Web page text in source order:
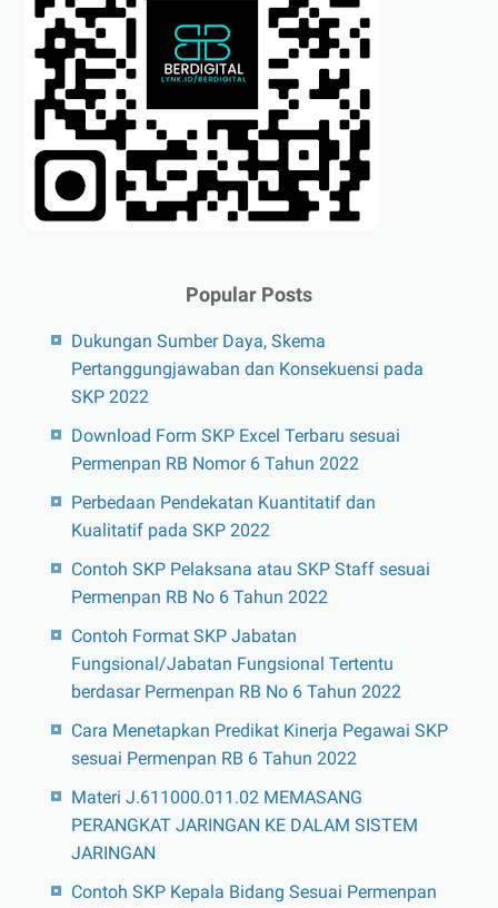
Popular Posts
Dukungan Sumber Daya, Skema
Pertanggungjawaban dan Konsekuensi pada
SKP 2022
Download Form SKP Excel Terbaru sesuai
Permenpan RB Nomor 6 Tahun 2022
Perbedaan Pendekatan Kuantitatif dan
Kualitatif pada SKP 2022
Contoh SKP Pelaksana atau SKP Staff sesuai
Permenpan RB No 6 Tahun 2022
Contoh Format SKP Jabatan
Fungsional/Jabatan Fungsional Tertentu
berdasar Permenpan RB No 6 Tahun 2022
Cara Menetapkan Predikat Kinerja Pegawai SKP
sesuai Permenpan RB 6 Tahun 2022
Materi J.611000.011.02 MEMASANG
PERANGKAT JARINGAN KE DALAM SISTEM
JARINGAN
Contoh SKP Kepala Bidang Sesuai Permenpan